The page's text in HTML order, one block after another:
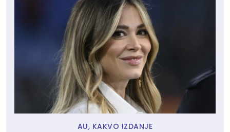
AU, KAKVO IZDANJE